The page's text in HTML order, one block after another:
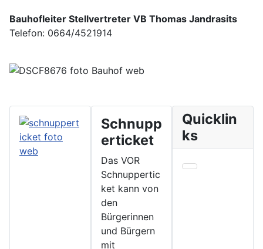
Bauhofleiter Stellvertreter VB Thomas Jandrasits
Telefon: 0664/4521914
Schnupp
erticket
Das VOR
Schnuppertic
ket kann von
den
Bürgerinnen
und Bürgern
mit
Quicklin
ks